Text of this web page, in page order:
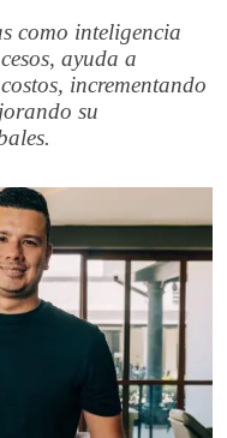
como inteligencia
ayuda a
incrementando
su